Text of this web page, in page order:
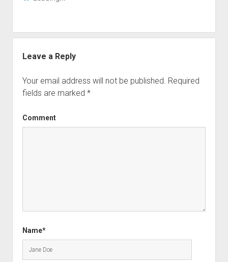
Leave a Reply
Your email address will not be published. Required
fields are marked *
Comment
Name*